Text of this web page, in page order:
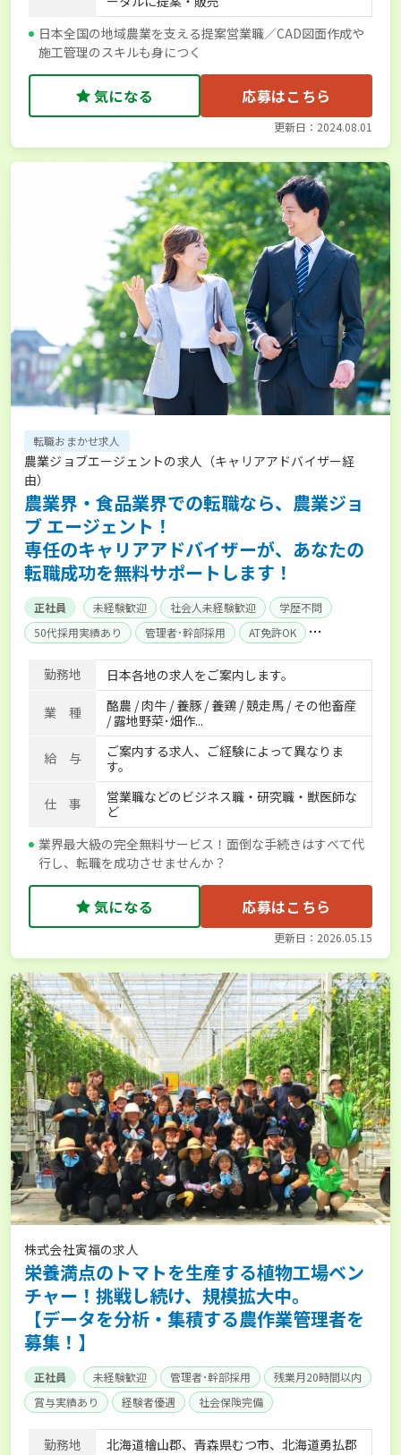
日本全国の地域農業を支える提案営業職／CAD図面作成や
施工管理のスキルも身につく
気になる 応募はこちら
更新日：2024.08.01
転職おまかせ求人
農業ジョブエージェントの求人（キャリアアドバイザー経
由）
農業界・食品業界での転職なら、農業ジョ
ブ エージェント！
専任のキャリアアドバイザーが、あなたの
転職成功を無料サポートします！
正社員 未経験歓迎 社会人未経験歓迎
学歴不問
50代採用実績あり
管理者･幹部採用
AT免許OK
家賃補助制度あり
食事補助あり
残業月20時間以内
賞与実績あり
年間休日100日以上
経験者優遇
独立支援可能
社会保険完備 単身寮あり
世帯寮あり
寮･社宅相談可
勤務地 日本各地の求人をご案内します。
業 種
酪農 / 肉牛 / 養豚 / 養鶏 / 競走馬 / その他畜産
/ 露地野菜･畑作...
給 与
ご案内する求人、ご経験によって異なりま
す。
仕 事
営業職などのビジネス職・研究職・獣医師な
ど
業界最大級の完全無料サービス！面倒な手続きはすべて代
行し、転職を成功させませんか？
気になる 応募はこちら
更新日：2026.05.15
株式会社寅福の求人
栄養満点のトマトを生産する植物工場ベン
チャー！挑戦し続け、規模拡大中。
【データを分析・集積する農作業管理者を
募集！】
正社員 未経験歓迎 管理者･幹部採用
残業月20時間以内
賞与実績あり
経験者優遇 社会保険完備
勤務地
北海道檜山郡、青森県むつ市、北海道勇払郡